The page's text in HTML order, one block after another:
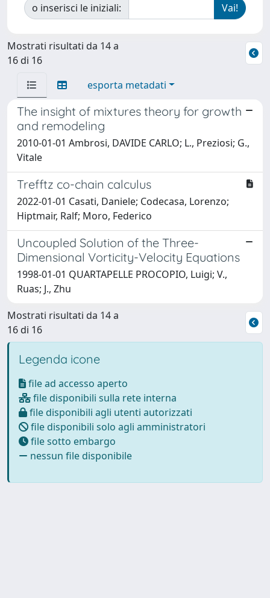
o inserisci le iniziali:
Mostrati risultati da 14 a
16 di 16
esporta metadati
The insight of mixtures theory for growth
and remodeling
2010-01-01 Ambrosi, DAVIDE CARLO; L., Preziosi; G.,
Vitale
Trefftz co-chain calculus
2022-01-01 Casati, Daniele; Codecasa, Lorenzo;
Hiptmair, Ralf; Moro, Federico
Uncoupled Solution of the Three-
Dimensional Vorticity-Velocity Equations
1998-01-01 QUARTAPELLE PROCOPIO, Luigi; V.,
Ruas; J., Zhu
Mostrati risultati da 14 a
16 di 16
Legenda icone
file ad accesso aperto
file disponibili sulla rete interna
file disponibili agli utenti autorizzati
file disponibili solo agli amministratori
file sotto embargo
nessun file disponibile